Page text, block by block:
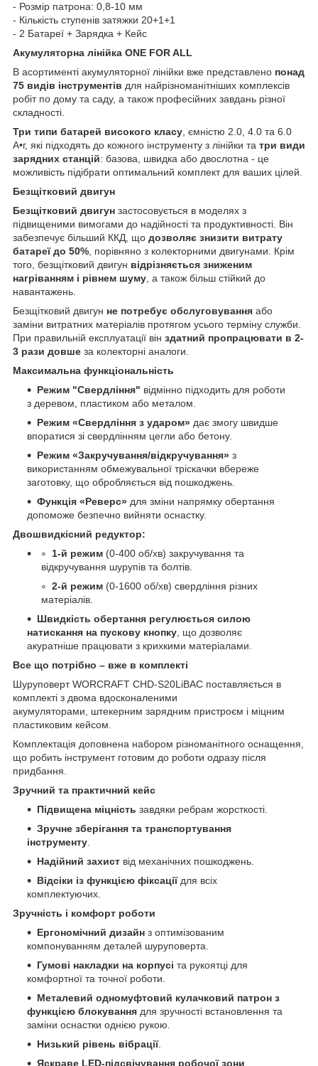
- Розмір патрона: 0,8-10 мм
- Кількість ступенів затяжки 20+1+1
- 2 Батареї + Зарядка + Кейс
Акумуляторна лінійка ONE FOR ALL
В асортименті акумуляторної лінійки вже представлено понад
75 видів інструментів для найрізноманітніших комплексів
робіт по дому та саду, а також професійних завдань різної
складності.
Три типи батарей високого класу, ємністю 2.0, 4.0 та 6.0
А•г, які підходять до кожного інструменту з лінійки та три види
зарядних станцій: базова, швидка або двослотна - це
можливість підібрати оптимальний комплект для ваших цілей.
Безщітковий двигун
Безщітковий двигун застосовується в моделях з
підвищеними вимогами до надійності та продуктивності. Він
забезпечує більший ККД, що дозволяє знизити витрату
батареї до 50%, порівняно з колекторними двигунами. Крім
того, безщітковий двигун відрізняється зниженим
нагріванням і рівнем шуму, а також більш стійкий до
навантажень.
Безщітковий двигун не потребує обслуговування або
заміни витратних матеріалів протягом усього терміну служби.
При правильній експлуатації він здатний пропрацювати в 2-
3 рази довше за колекторні аналоги.
Максимальна функціональність
Режим "Свердління" відмінно підходить для роботи
з деревом, пластиком або металом.
Режим «Свердління з ударом» дає змогу швидше
впоратися зі свердлінням цегли або бетону.
Режим «Закручування/відкручування» з
використанням обмежувальної тріскачки вбереже
заготовку, що обробляється від пошкоджень.
Функція «Реверс» для зміни напрямку обертання
допоможе безпечно вийняти оснастку.
Двошвидкісний редуктор:
1-й режим (0-400 об/хв) закручування та
відкручування шурупів та болтів.
2-й режим (0-1600 об/хв) свердління різних
матеріалів.
Швидкість обертання регулюється силою
натискання на пускову кнопку, що дозволяє
акуратніше працювати з крихкими матеріалами.
Все що потрібно – вже в комплекті
Шуруповерт WORCRAFT CHD-S20LiBAC поставляється в
комплекті з двома вдосконаленими
акумуляторами, штекерним зарядним пристроєм і міцним
пластиковим кейсом.
Комплектація доповнена набором різноманітного оснащення,
що робить інструмент готовим до роботи одразу після
придбання.
Зручний та практичний кейс
Підвищена міцність завдяки ребрам жорсткості.
Зручне зберігання та транспортування
інструменту.
Надійний захист від механічних пошкоджень.
Відсіки із функцією фіксаціїдля всіх
комплектуючих.
Зручність і комфорт роботи
Ергономічний дизайн з оптимізованим
компонуванням деталей шуруповерта.
Гумові накладки на корпусі та рукоятці для
комфортної та точної роботи.
Металевий одномуфтовий кулачковий патрон з
функцією блокування для зручності встановлення та
заміни оснастки однією рукою.
Низький рівень вібрації.
Яскраве LED-підсвічування робочої зони